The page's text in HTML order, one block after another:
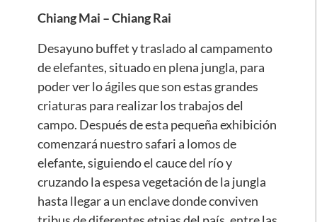
Chiang Mai – Chiang Rai
Desayuno buffet y traslado al campamento
de elefantes, situado en plena jungla, para
poder ver lo ágiles que son estas grandes
criaturas para realizar los trabajos del
campo. Después de esta pequeña exhibición
comenzará nuestro safari a lomos de
elefante, siguiendo el cauce del río y
cruzando la espesa vegetación de la jungla
hasta llegar a un enclave donde conviven